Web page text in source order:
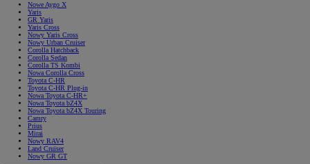
Nowe Aygo X
Yaris
GR Yaris
Yaris Cross
Nowy Yaris Cross
Nowy Urban Cruiser
Corolla Hatchback
Corolla Sedan
Corolla TS Kombi
Nowa Corolla Cross
Toyota C-HR
Toyota C-HR Plug-in
Nowa Toyota C-HR+
Nowa Toyota bZ4X
Nowa Toyota bZ4X Touring
Camry
Prius
Mirai
Nowy RAV4
Land Cruiser
Nowy GR GT